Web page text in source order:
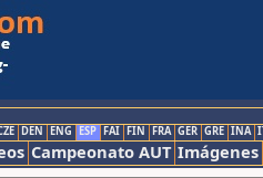
DEN ENG ESP FAI FIN FRA GER GRE INA
Campeonato AUT Imágenes